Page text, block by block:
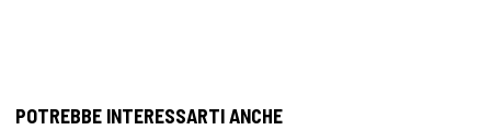
POTREBBE INTERESSARTI ANCHE